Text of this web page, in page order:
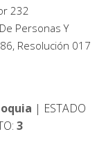
232
Personas Y
Resolución 017
| ESTADO
3